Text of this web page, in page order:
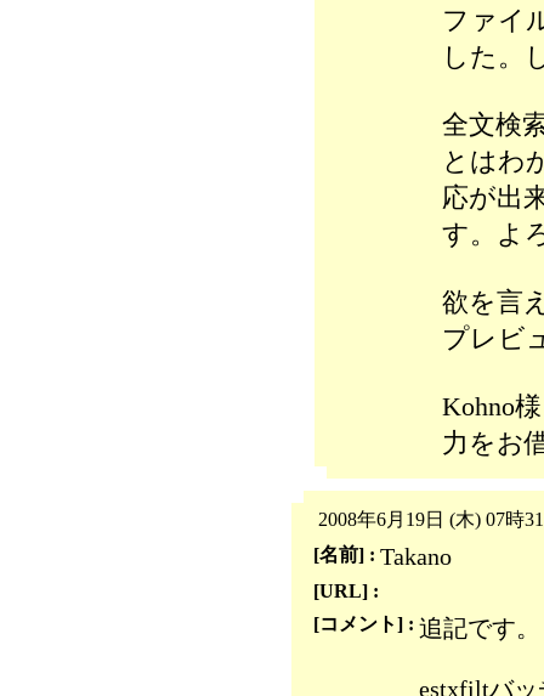
ファイ
した。
全文検
とはわ
応が出
す。よ
欲を言
プレビ
Kohno
力をお
2008年6月19日 (木) 07時
[名前] : Takano
[URL] :
[コメント] : 追記です。
estxfiltバッ